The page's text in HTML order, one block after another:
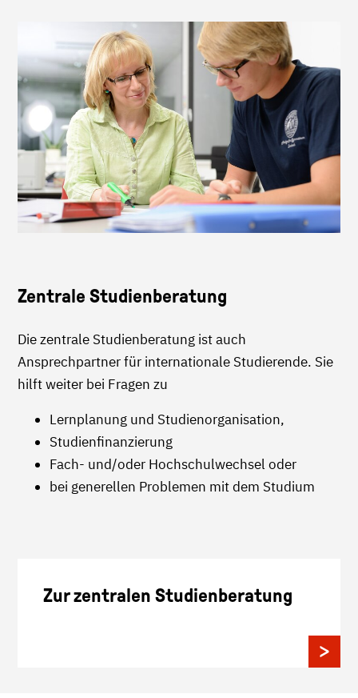
Zentrale Studienberatung
Die zentrale Studienberatung ist auch
Ansprechpartner für internationale Studierende. Sie
hilft weiter bei Fragen zu
Lernplanung und Studienorganisation,
Studienfinanzierung
Fach- und/oder Hochschulwechsel oder
bei generellen Problemen mit dem Studium
Zur zentralen Studienberatung